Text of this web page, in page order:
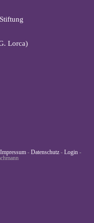
Lorca)
Impressum - Datenschutz - Login -